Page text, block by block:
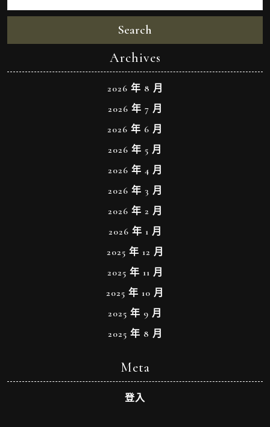
Search
Archives
2026 年 8 月
2026 年 7 月
2026 年 6 月
2026 年 5 月
2026 年 4 月
2026 年 3 月
2026 年 2 月
2026 年 1 月
2025 年 12 月
2025 年 11 月
2025 年 10 月
2025 年 9 月
2025 年 8 月
Meta
登入